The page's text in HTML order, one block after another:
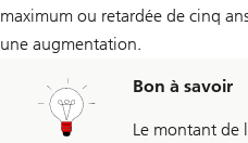
maximum ou retardée de cinq
une augmentation.
Bon à savoir
Le montant de